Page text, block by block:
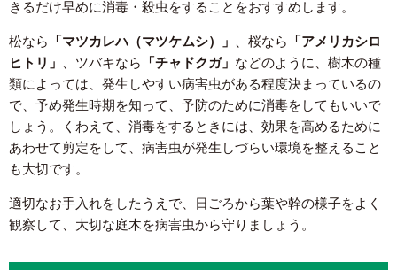
きるだけ早めに消毒・殺虫をすることをおすすめします。
松なら 「マツカレハ（マツケムシ）」 、桜なら
「アメリカシロ
ヒトリ」
、ツバキなら 「チャドクガ」 などのように、樹木の種
類によっては、発生しやすい病害虫がある程度決まっているの
で、予め発生時期を知って、予防のために消毒をしてもいいで
しょう。くわえて、消毒をするときには、効果を高めるために
あわせて剪定をして、病害虫が発生しづらい環境を整えること
も大切です。
適切なお手入れをしたうえで、日ごろから葉や幹の様子をよく
観察して、大切な庭木を病害虫から守りましょう。